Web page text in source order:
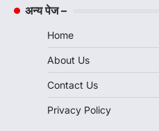
अन्य पेज –
Home
About Us
Contact Us
Privacy Policy